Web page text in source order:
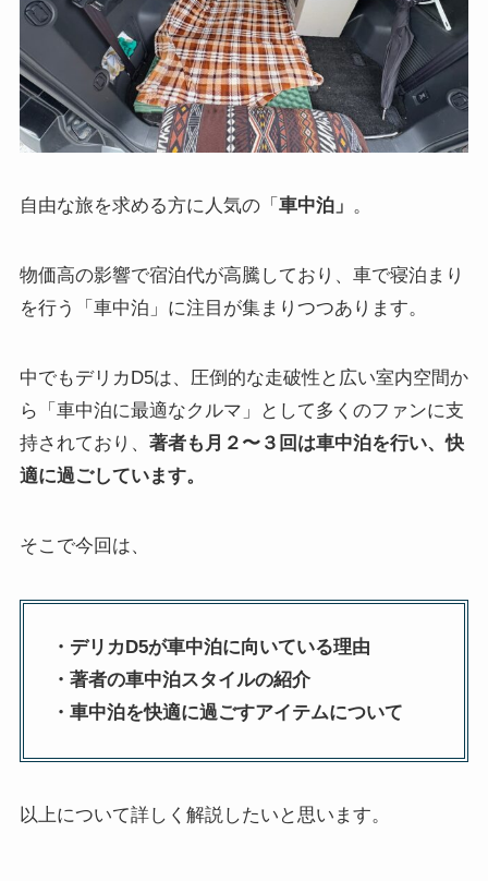
自由な旅を求める方に人気の「 車中泊」 。
物価高の影響で宿泊代が高騰しており、車で寝泊まり
を行う「車中泊」に注目が集まりつつあります。
中でもデリカD5は、圧倒的な走破性と広い室内空間か
ら「車中泊に最適なクルマ」として多くのファンに支
持されており、 著者も月２〜３回は車中泊を行い、快
適に過ごしています。
そこで今回は、
・デリカD5が車中泊に向いている理由
・著者の車中泊スタイルの紹介
・車中泊を快適に過ごすアイテムについて
以上について詳しく解説したいと思います。